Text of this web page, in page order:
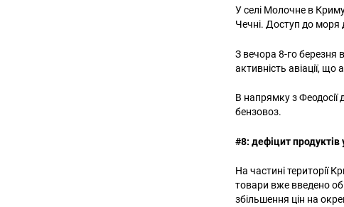
У селі Молочне в
Чечні. Доступ до моря
З вечора 8-го березня
активність авіації,
В напрямку з Феодосії
бензовоз.
#8: дефіцит
На частині території
товари вже введено
збільшення цін на